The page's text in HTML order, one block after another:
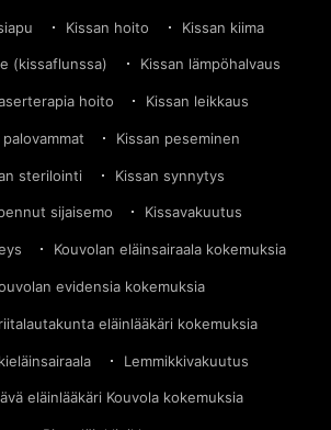
Kissan hoito Kissan kiima
(kissaflunssa) Kissan lämpöhalvaus
hoito Kissan leikkaus
palovammat Kissan peseminen
sterilointi Kissan synnytys
sijaisemo Kissavakuutus
Kouvolan eläinsairaala kokemuksia
evidensia kokemuksia
eläinlääkäri kokemuksia
Lemmikkivakuutus
eläinlääkäri Kouvola kokemuksia